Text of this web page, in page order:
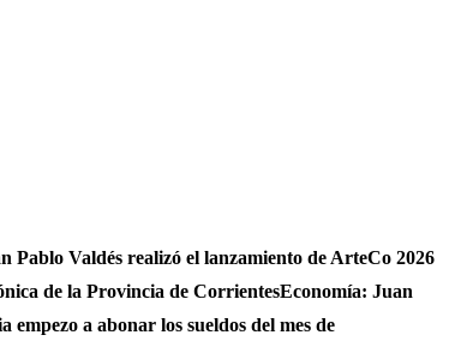
Pablo Valdés realizó el lanzamiento de ArteCo 2026
de la Provincia de CorrientesEconomía: Juan
empezo a abonar los sueldos del mes de